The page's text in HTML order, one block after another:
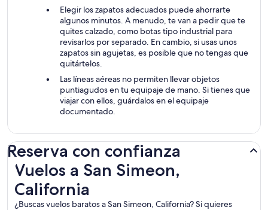
Elegir los zapatos adecuados puede ahorrarte
algunos minutos. A menudo, te van a pedir que te
quites calzado, como botas tipo industrial para
revisarlos por separado. En cambio, si usas unos
zapatos sin agujetas, es posible que no tengas que
quitártelos.
Las líneas aéreas no permiten llevar objetos
puntiagudos en tu equipaje de mano. Si tienes que
viajar con ellos, guárdalos en el equipaje
documentado.
Reserva con confianza
Vuelos a San Simeon,
California
¿Buscas vuelos baratos a San Simeon, California? Si quieres
Vuelos a San Simeon, California